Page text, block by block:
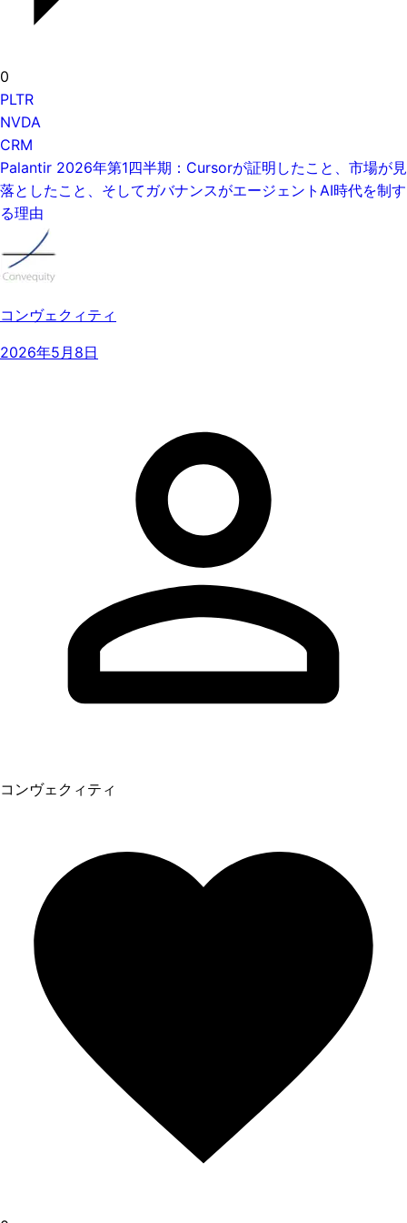
0
PLTR
NVDA
CRM
Palantir 2026年第1四半期：Cursorが証明したこと、市場が見
落としたこと、そしてガバナンスがエージェントAI時代を制す
る理由
コンヴェクィティ
2026年5月8日
コンヴェクィティ